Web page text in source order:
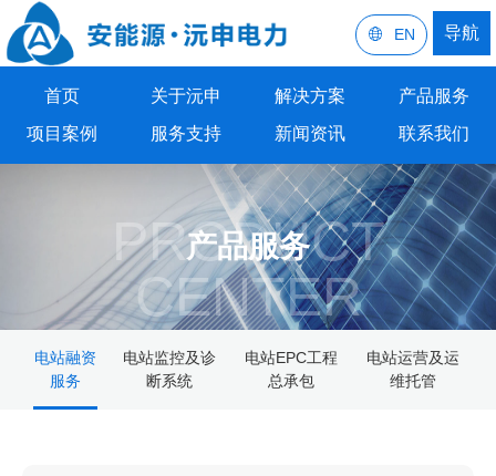
导航
EN
首页 关于沅申 解决方案
产品服务
项目案例
服务支持 新闻资讯 联系我们
产品服务
PRODUCT
CENTER
电站融资
服务
电站监控及诊
断系统
电站EPC工程
总承包
电站运营及运
维托管